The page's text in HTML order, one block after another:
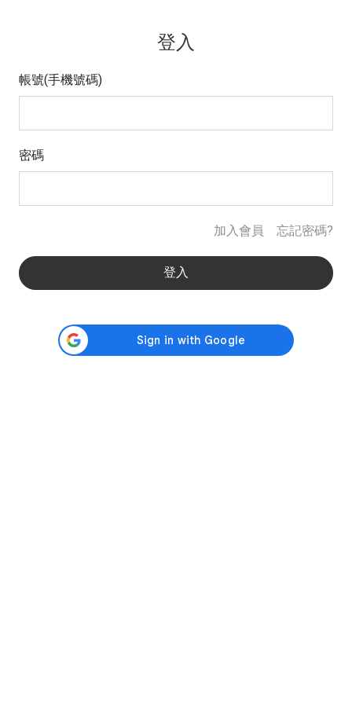
登入
帳號(手機號碼)
密碼
忘記密碼?
加入會員